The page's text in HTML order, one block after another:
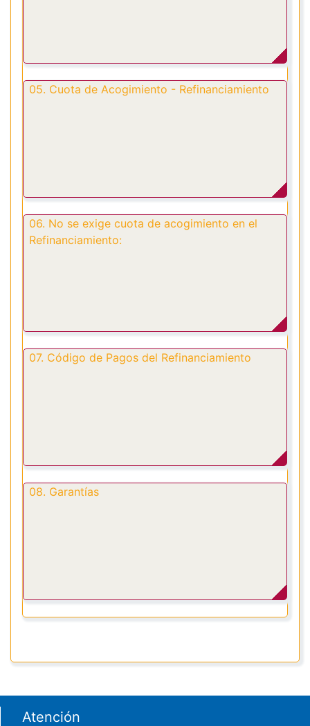
05. Cuota de Acogimiento - Refinanciamiento
06. No se exige cuota de acogimiento en el
Refinanciamiento:
07. Código de Pagos del Refinanciamiento
08. Garantías
Footer menu
Atención